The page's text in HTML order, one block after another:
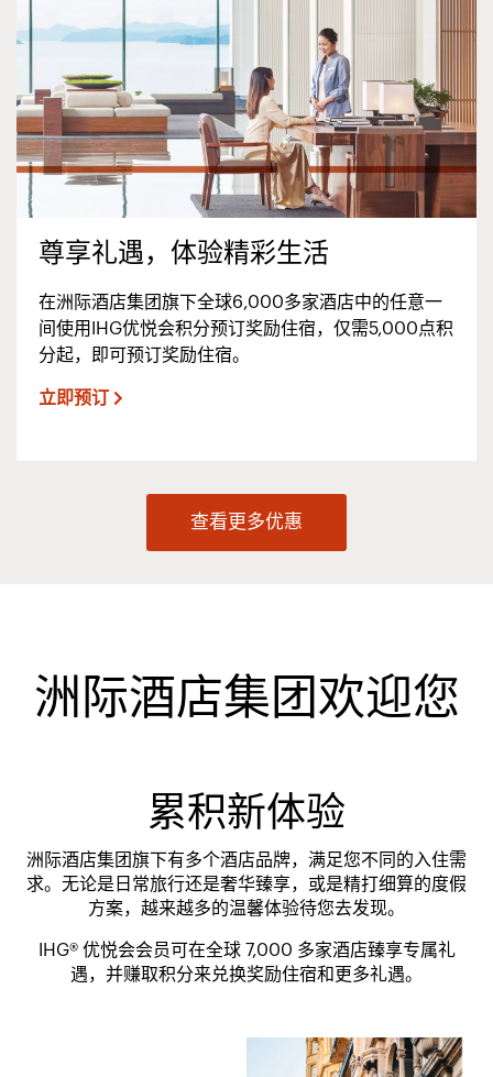
尊享礼遇，体验精彩生活
在洲际酒店集团旗下全球6,000多家酒店中的任意一
间使用IHG优悦会积分预订奖励住宿，仅需5,000点积
分起，即可预订奖励住宿。
立即预订
查看更多优惠
洲际酒店集团欢迎您
累积新体验
洲际酒店集团旗下有多个酒店品牌，满足您不同的入住需
求。无论是日常旅行还是奢华臻享，或是精打细算的度假
方案，越来越多的温馨体验待您去发现。
IHG® 优悦会会员可在全球 7,000 多家酒店臻享专属礼
遇，并赚取积分来兑换奖励住宿和更多礼遇。